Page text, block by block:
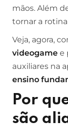
mãos. Além
tornar a
Veja, agora,
videogame e
auxiliares na
ensino
Por
são